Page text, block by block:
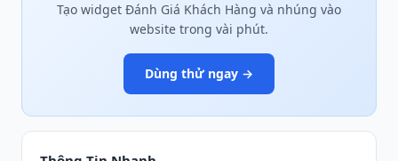
Tạo widget Đánh Giá Khách Hàng và nhúng vào
website trong vài phút.
Dùng thử ngay →